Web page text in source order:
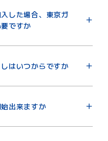
方や建物全体で一括で電
ビルに入居されている方
詳細は、 こちら
ビス期間中、電気料金が
ーラーのサービス開始
「東京ガスIGNITUREソ
特別割申込方法のご案
した場合、東京ガ
ですか
ては条件はございません
はいつからですか
、サービス開始後1～2ヶ
カード会社により異なり
出来ますか
には、国や電力会社への